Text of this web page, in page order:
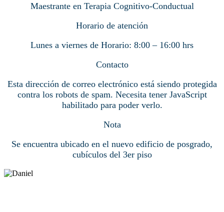
Maestrante en Terapia Cognitivo-Conductual
Horario de atención
Lunes a viernes de Horario: 8:00 – 16:00 hrs
Contacto
Esta dirección de correo electrónico está siendo protegida
contra los robots de spam. Necesita tener JavaScript
habilitado para poder verlo.
Nota
Se encuentra ubicado en el nuevo edificio de posgrado,
cubículos del 3er piso